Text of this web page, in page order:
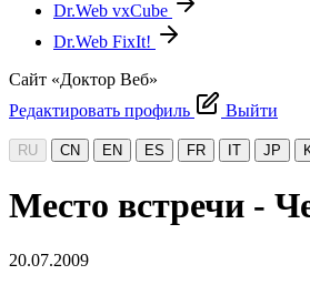
Dr.Web vxCube
Dr.Web FixIt!
Сайт «Доктор Веб»
Редактировать профиль
Выйти
RU CN EN ES FR IT JP
Место встречи -
20.07.2009